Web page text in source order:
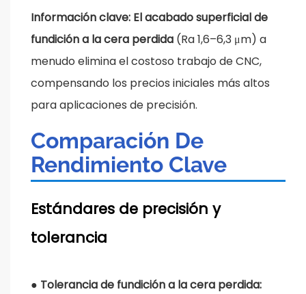
Información clave: El acabado superficial de
fundición a la cera perdida (Ra 1,6–6,3 μm) a
menudo elimina el costoso trabajo de CNC,
compensando los precios iniciales más altos
para aplicaciones de precisión.
Comparación De
Rendimiento Clave
Estándares de precisión y
tolerancia
● Tolerancia de fundición a la cera perdida: